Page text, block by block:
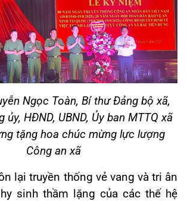
Ngọc Toàn, Bí thư Đảng bộ xã,
ủy, HĐND, UBND, Ủy ban MTTQ xã
tặng hoa chúc mừng lực lượng
Công an xã
lại truyền thống vẻ vang và tri ân
sinh thầm lặng của các thế hệ